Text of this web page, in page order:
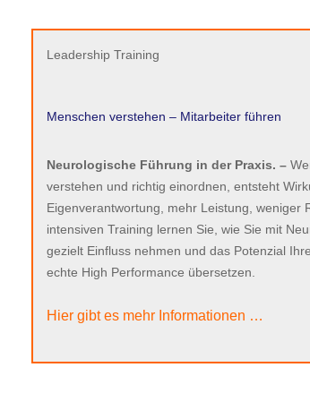
Leadership Training
Menschen verstehen – Mitarbeiter führen
Neurologische Führung in der Praxis. –
verstehen und richtig einordnen, entsteht
Eigenverantwortung, mehr Leistung, weniger
intensiven Training lernen Sie, wie Sie mit
gezielt Einfluss nehmen und das Potenzial
echte High Performance übersetzen.
Hier gibt es mehr Informationen …